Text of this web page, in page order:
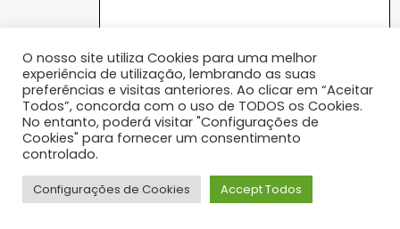
P
o
l
t
a
_
Ao marcar, concordo com a Política de
Privacidade
*As marcações estão sujeitas a confirmação de
disponibilidade
ENVIAR
O nosso site utiliza Cookies para uma melhor
experiência de utilização, lembrando as suas
preferências e visitas anteriores. Ao clicar em “Aceitar
Todos”, concorda com o uso de TODOS os Cookies.
No entanto, poderá visitar "Configurações de
Cookies" para fornecer um consentimento
controlado.
Configurações de Cookies Accept Todos